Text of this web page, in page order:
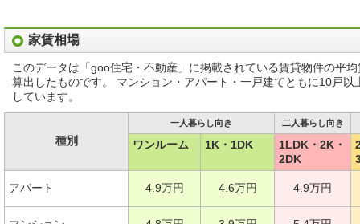
家賃相場
このデータは「goo住宅・不動産」に掲載されている賃貸物件の平
算出したものです。 マンション・アパート・一戸建てともに10戸
しています。
種別
一人暮らし向き 二人暮らし向き
ワンルーム 1K・1DK
1LDK・2K・
2DK
アパート 4.9万円 4.6万円 4.9万円